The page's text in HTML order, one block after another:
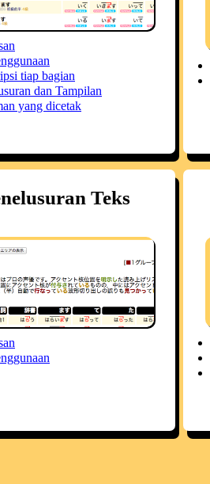
tiap bagian
dan Tampilan
yang dicetak
Teks